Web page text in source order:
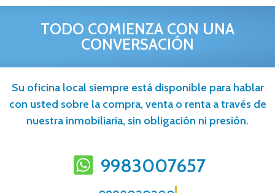
TODO COMIENZA CON UNA
CONVERSACIÓN
Su oficina local siempre está disponible para hablar
con usted sobre la compra, venta o renta a través de
nuestra inmobiliaria, sin obligación ni presión.
9983007657